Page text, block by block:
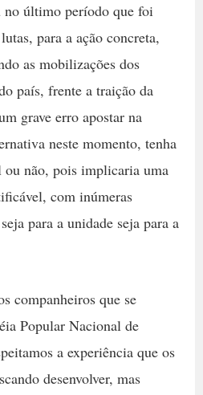
no último período que foi
para a ação concreta,
as mobilizações dos
país, frente a traição da
grave erro apostar na
neste momento, tenha
não, pois implicaria uma
com inúmeras
para a unidade seja para a
companheiros que se
Popular Nacional de
a experiência que os
desenvolver, mas